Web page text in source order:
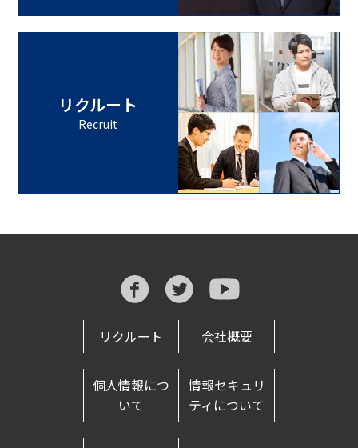
リクルート
Recruit
リクルート 会社概要
個人情報につ
いて
情報セキュリ
ティについて